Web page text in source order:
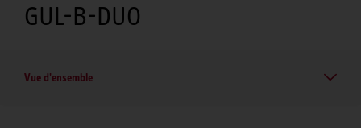
GUL-B-DUO
Vue d'ensemble